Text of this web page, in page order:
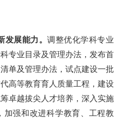
发展能力。调整优化学科专业
专业目录及管理办法，发布首
单及管理办法，试点建设一批
高等教育育人质量工程，建设
卓越拔尖人才培养，深入实施
加强和改进科学教育、工程教